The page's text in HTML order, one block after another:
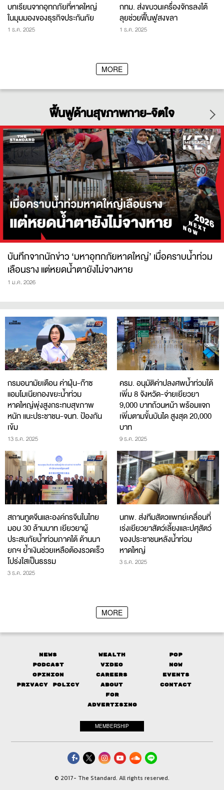
บทเรียนจากอุทกภัยที่หาดใหญ่
ในมุมมองของธุรกิจประกันภัย
1 ธ.ค. 2025
กทม. ส่งขบวนเครื่องจักรลงใต้
ลุยช่วยฟื้นฟูสงขลา
1 ธ.ค. 2025
MORE
ฟื้นฟูด้านสุขภาพกาย-จิตใจ
บันทึกจากนักข่าว ‘มหาอุทกภัยหาดใหญ่’ เมื่อคราบน้ำท่วม
เลือนราง แต่หยดน้ำตายังไม่จางหาย
1 ม.ค. 2026
กรมอนามัยเตือน ค่าฝุ่น-ก๊าซ
แอมโมเนียกองขยะน้ำท่วม
หาดใหญ่พุ่งสูงกระทบสุขภาพ
หนัก แนะประชาชน-จนท. ป้องกัน
เข้ม
13 ธ.ค. 2025
ครม. อนุมัติค่าปลงศพน้ำท่วมใต้
เพิ่ม 8 จังหวัด-จ่ายเยียวยา
9,000 บาทถ้วนหน้า พร้อมแจก
เพิ่มตามขั้นบันได สูงสุด 20,000
บาท
9 ธ.ค. 2025
สถานทูตจีนและองค์กรจีนในไทย
มอบ 30 ล้านบาท เยียวยาผู้
ประสบภัยน้ำท่วมภาคใต้ ด้านนา
ยกฯ ย้ำเงินช่วยเหลือต้องรวดเร็ว
โปร่งใสเป็นธรรม
3 ธ.ค. 2025
​นทพ. ส่งทีมสัตวแพทย์เคลื่อนที่
เร่งเยียวยาสัตว์เลี้ยงและปศุสัตว์
ของประชาชนหลังน้ำท่วม
หาดใหญ่
3 ธ.ค. 2025
MORE
News Wealth
Pop
Podcast
Video
Now
Opinion
Careers
Events
Privacy Policy
About
Contact
FOR
ADVERTISING
MEMBERSHIP
© 2017- The Standard. All rights reserved.